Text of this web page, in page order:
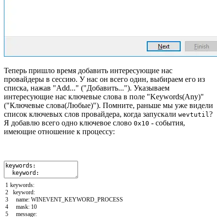
Теперь пришло время добавить интересующие нас
провайдеры в сессию. У нас он всего один, выбираем его из
списка, нажав "Add..." ("Добавить..."). Указываем
интересующие нас ключевые слова в поле "Keywords(Any)"
("Ключевые слова(Любые)"). Помните, раньше мы уже видели
список ключевых слов провайдера, когда запускали wevtutil ?
Я добавлю всего одно ключевое слово 0x10 - события,
имеющие отношение к процессу:
1
2
3
4
5
keywords:
keyword:
name: WINEVENT_KEYWORD_PROCESS
mask: 10
message: